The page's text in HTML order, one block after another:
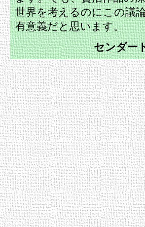
世界を考えるのにこの議
有意義だと思います。
センダー